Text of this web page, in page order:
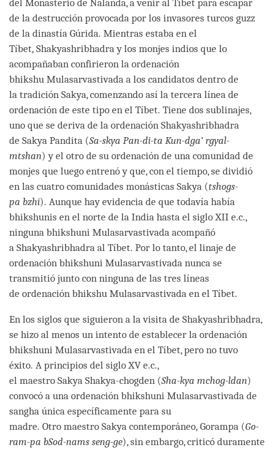
del Monasterio de Nalanda, a venir al Tíbet para escapar
de la destrucción provocada por los invasores turcos guzz
de la dinastía Gúrida. Mientras estaba en el
Tíbet, Shakyashribhadra y los monjes indios que lo
acompañaban confirieron la ordenación
bhikshu Mulasarvastivada a los candidatos dentro de
la tradición Sakya, comenzando así la tercera línea de
ordenación de este tipo en el Tíbet. Tiene dos sublinajes,
uno que se deriva de la ordenación Shakyashribhadra
de Sakya Pandita (Sa-skya Pan-di-ta Kun-dga’ rgyal-
mtshan) y el otro de su ordenación de una comunidad de
monjes que luego entrenó y que, con el tiempo, se dividió
en las cuatro comunidades monásticas Sakya (tshogs-
pa bzhi). Aunque hay evidencia de que todavía había
bhikshunis en el norte de la India hasta el siglo XII e.c.,
ninguna bhikshuni Mulasarvastivada acompañó
a Shakyashribhadra al Tíbet. Por lo tanto, el linaje de
ordenación bhikshuni Mulasarvastivada nunca se
transmitió junto con ninguna de las tres líneas
de ordenación bhikshu Mulasarvastivada en el Tíbet.
En los siglos que siguieron a la visita de Shakyashribhadra,
se hizo al menos un intento de establecer la ordenación
bhikshuni Mulasarvastivada en el Tíbet, pero no tuvo
éxito. A principios del siglo XV e.c.,
el maestro Sakya Shakya-chogden (Sha-kya mchog-ldan)
convocó a una ordenación bhikshuni Mulasarvastivada de
sangha única específicamente para su
madre. Otro maestro Sakya contemporáneo, Gorampa (Go-
ram-pa bSod-nams seng-ge), sin embargo, criticó duramente